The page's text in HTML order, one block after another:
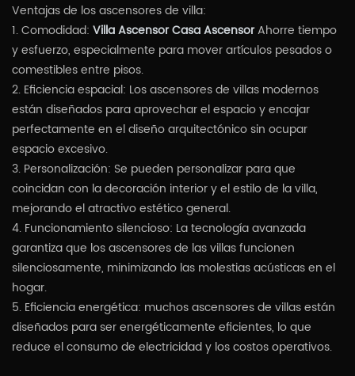
Ventajas de los ascensores de villa:
1. Comodidad: Villa Ascensor Casa AscensorAhorre tiempo
y esfuerzo, especialmente para mover artículos pesados o
comestibles entre pisos.
2. Eficiencia espacial: Los ascensores de villas modernos
están diseñados para aprovechar el espacio y encajar
perfectamente en el diseño arquitectónico sin ocupar
espacio excesivo.
3. Personalización: Se pueden personalizar para que
coincidan con la decoración interior y el estilo de la villa,
mejorando el atractivo estético general.
4. Funcionamiento silencioso: La tecnología avanzada
garantiza que los ascensores de las villas funcionen
silenciosamente, minimizando las molestias acústicas en el
hogar.
5. Eficiencia energética: muchos ascensores de villas están
diseñados para ser energéticamente eficientes, lo que
reduce el consumo de electricidad y los costos operativos.